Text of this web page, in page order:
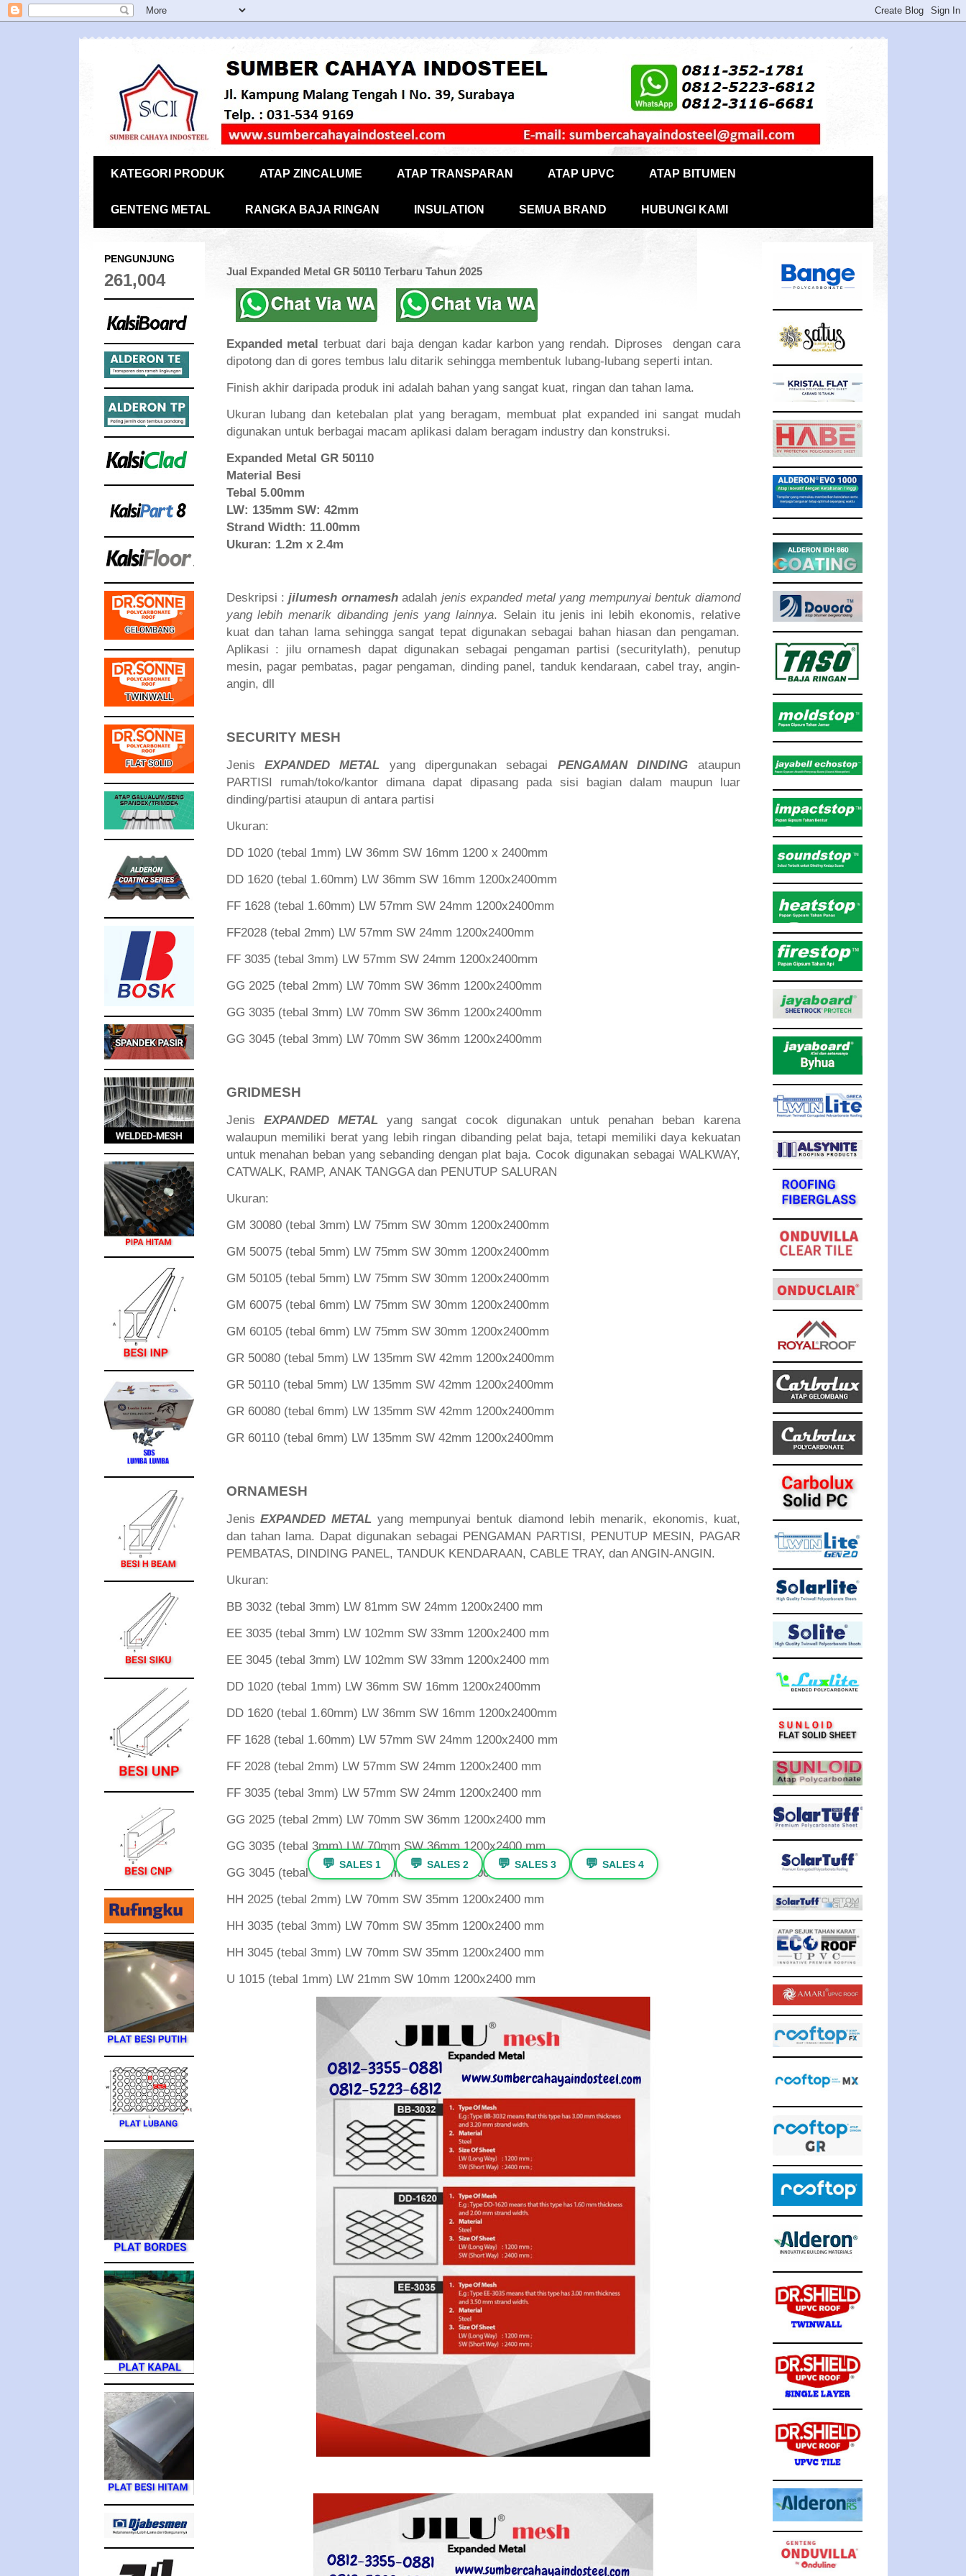
KATEGORI PRODUK ATAP ZINCALUME ATAP TRANSPARAN ATAP UPVC ATAP BITUMEN
GENTENG METAL RANGKA BAJA RINGAN INSULATION SEMUA BRAND HUBUNGI KAMI
Jual Expanded Metal GR 50110 Terbaru Tahun 2025
Expanded metal terbuat dari baja dengan kadar karbon yang rendah. Diproses dengan cara
dipotong dan di gores tembus lalu ditarik sehingga membentuk lubang-lubang seperti intan.
Finish akhir daripada produk ini adalah bahan yang sangat kuat, ringan dan tahan lama.
Ukuran lubang dan ketebalan plat yang beragam, membuat plat expanded ini sangat mudah
digunakan untuk berbagai macam aplikasi dalam beragam industry dan konstruksi.
Expanded Metal GR 50110
Material Besi
Tebal 5.00mm
LW: 135mm SW: 42mm
Strand Width: 11.00mm
Ukuran: 1.2m x 2.4m
Deskripsi :jilumesh ornameshadalah jenis expanded metal yang mempunyai bentuk diamond
yang lebih menarik dibanding jenis yang lainnya. Selain itu jenis ini lebih ekonomis, relative
kuat dan tahan lama sehingga sangat tepat digunakan sebagai bahan hiasan dan pengaman.
Aplikasi : jilu ornamesh dapat digunakan sebagai pengaman partisi (securitylath), penutup
mesin, pagar pembatas, pagar pengaman, dinding panel, tanduk kendaraan, cabel tray, angin-
angin, dll
SECURITY MESH
Jenis EXPANDED METAL yang dipergunakan sebagai PENGAMAN DINDING ataupun
PARTISI rumah/toko/kantor dimana dapat dipasang pada sisi bagian dalam maupun luar
dinding/partisi ataupun di antara partisi
Ukuran:
DD 1020 (tebal 1mm) LW 36mm SW 16mm 1200 x 2400mm
DD 1620 (tebal 1.60mm) LW 36mm SW 16mm 1200x2400mm
FF 1628 (tebal 1.60mm) LW 57mm SW 24mm 1200x2400mm
FF2028 (tebal 2mm) LW 57mm SW 24mm 1200x2400mm
FF 3035 (tebal 3mm) LW 57mm SW 24mm 1200x2400mm
GG 2025 (tebal 2mm) LW 70mm SW 36mm 1200x2400mm
GG 3035 (tebal 3mm) LW 70mm SW 36mm 1200x2400mm
GG 3045 (tebal 3mm) LW 70mm SW 36mm 1200x2400mm
GRIDMESH
Jenis EXPANDED METALyang sangat cocok digunakan untuk penahan beban karena
walaupun memiliki berat yang lebih ringan dibanding pelat baja, tetapi memiliki daya kekuatan
untuk menahan beban yang sebanding dengan plat baja. Cocok digunakan sebagai WALKWAY,
CATWALK, RAMP, ANAK TANGGA dan PENUTUP SALURAN
Ukuran:
GM 30080 (tebal 3mm) LW 75mm SW 30mm 1200x2400mm
GM 50075 (tebal 5mm) LW 75mm SW 30mm 1200x2400mm
GM 50105 (tebal 5mm) LW 75mm SW 30mm 1200x2400mm
GM 60075 (tebal 6mm) LW 75mm SW 30mm 1200x2400mm
GM 60105 (tebal 6mm) LW 75mm SW 30mm 1200x2400mm
GR 50080 (tebal 5mm) LW 135mm SW 42mm 1200x2400mm
GR 50110 (tebal 5mm) LW 135mm SW 42mm 1200x2400mm
GR 60080 (tebal 6mm) LW 135mm SW 42mm 1200x2400mm
GR 60110 (tebal 6mm) LW 135mm SW 42mm 1200x2400mm
ORNAMESH
JenisEXPANDED METAL yang mempunyai bentuk diamond lebih menarik, ekonomis, kuat,
dan tahan lama. Dapat digunakan sebagai PENGAMAN PARTISI, PENUTUP MESIN, PAGAR
PEMBATAS, DINDING PANEL, TANDUK KENDARAAN, CABLE TRAY, dan ANGIN-ANGIN.
Ukuran:
BB 3032 (tebal 3mm) LW 81mm SW 24mm 1200x2400 mm
EE 3035 (tebal 3mm) LW 102mm SW 33mm 1200x2400 mm
EE 3045 (tebal 3mm) LW 102mm SW 33mm 1200x2400 mm
DD 1020 (tebal 1mm) LW 36mm SW 16mm 1200x2400mm
DD 1620 (tebal 1.60mm) LW 36mm SW 16mm 1200x2400mm
FF 1628 (tebal 1.60mm) LW 57mm SW 24mm 1200x2400 mm
FF 2028 (tebal 2mm) LW 57mm SW 24mm 1200x2400 mm
FF 3035 (tebal 3mm) LW 57mm SW 24mm 1200x2400 mm
GG 2025 (tebal 2mm) LW 70mm SW 36mm 1200x2400 mm
GG 3035 (tebal 3mm) LW 70mm SW 36mm 1200x2400 mm
GG 3045 (tebal 3mm) LW 70mm SW 36mm 1200x2400 mm
HH 2025 (tebal 2mm) LW 70mm SW 35mm 1200x2400 mm
HH 3035 (tebal 3mm) LW 70mm SW 35mm 1200x2400 mm
HH 3045 (tebal 3mm) LW 70mm SW 35mm 1200x2400 mm
U 1015 (tebal 1mm) LW 21mm SW 10mm 1200x2400 mm
PENGUNJUNG
261,004
💬 SALES 1 💬 SALES 2 💬 SALES 3 💬 SALES 4